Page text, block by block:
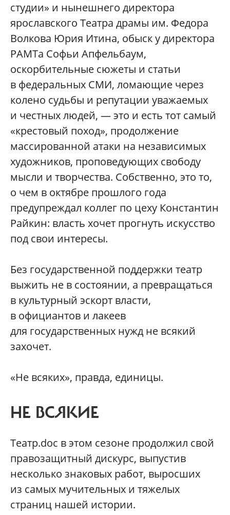
студии» и нынешнего директора
ярославского Театра драмы им. Федора
Волкова Юрия Итина, обыск у директора
РАМТа Софьи Апфельбаум,
оскорбительные сюжеты и статьи
в федеральных СМИ, ломающие через
колено судьбы и репутации уважаемых
и честных людей, — это и есть тот самый
«крестовый поход», продолжение
массированной атаки на независимых
художников, проповедующих свободу
мысли и творчества. Собственно, это то,
о чем в октябре прошлого года
предупреждал коллег по цеху Константин
Райкин: власть хочет прогнуть искусство
под свои интересы.
Без государственной поддержки театр
выжить не в состоянии, а превращаться
в культурный эскорт власти,
в официантов и лакеев
для государственных нужд не всякий
захочет.
«Не всяких», правда, единицы.
НЕ ВСЯКИЕ
Театр.doc в этом сезоне продолжил свой
правозащитный дискурс, выпустив
несколько знаковых работ, выросших
из самых мучительных и тяжелых
страниц нашей истории.